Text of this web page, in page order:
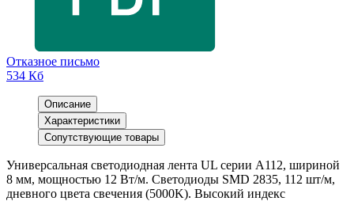
Отказное письмо
534 Кб
Описание
Характеристики
Сопутствующие товары
Универсальная светодиодная лента UL серии A112, шириной
8 мм, мощностью 12 Вт/м. Светодиоды SMD 2835, 112 шт/м,
дневного цвета свечения (5000K). Высокий индекс